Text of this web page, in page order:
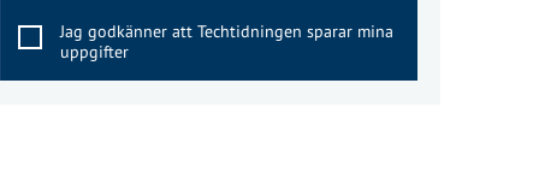
Jag godkänner att Techtidningen sparar mina
uppgifter